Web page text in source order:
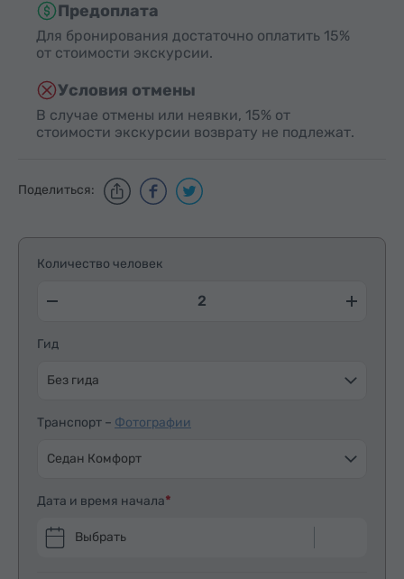
Предоплата
Для бронирования достаточно оплатить 15%
от стоимости экскурсии.
Условия отмены
В случае отмены или неявки, 15% от
стоимости экскурсии возврату не подлежат.
Поделиться:
Количество человек
Гид
Без гида
Транспорт – Фотографии
Седан Комфорт
Дата и время начала
Выбрать